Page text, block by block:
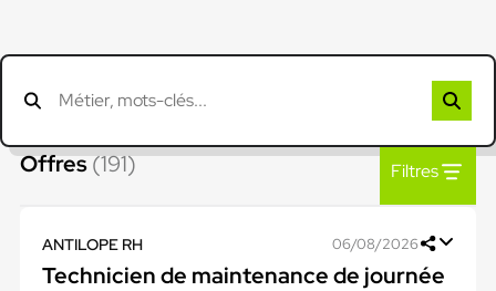
Offres(191) Filtres
ANTILOPE RH 06/08/2026
Technicien de maintenance de journée